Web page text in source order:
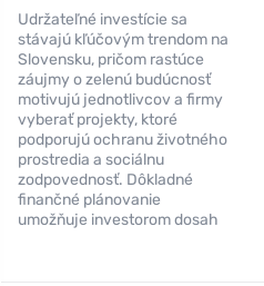
Udržateľné investície sa
stávajú kľúčovým trendom na
Slovensku, pričom rastúce
záujmy o zelenú budúcnosť
motivujú jednotlivcov a firmy
vyberať projekty, ktoré
podporujú ochranu životného
prostredia a sociálnu
zodpovednosť. Dôkladné
finančné plánovanie
umožňuje investorom dosah